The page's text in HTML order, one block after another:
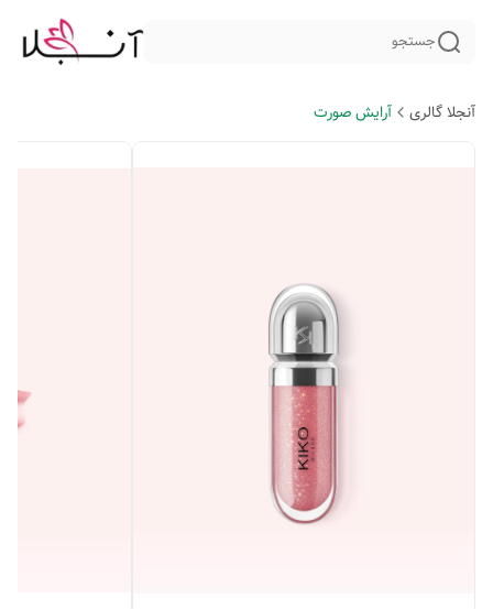
جستجو
آنجلا گالری آرایش صورت